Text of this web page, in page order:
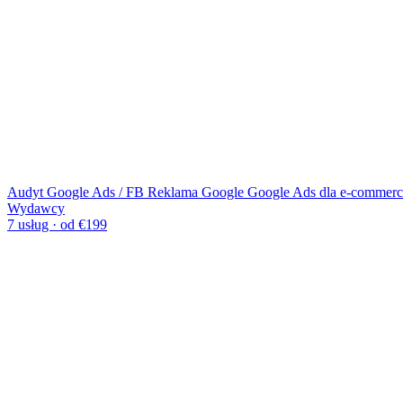
Audyt Google Ads / FB Reklama Google Google Ads dla e-
Wydawcy
7 usług · od €199